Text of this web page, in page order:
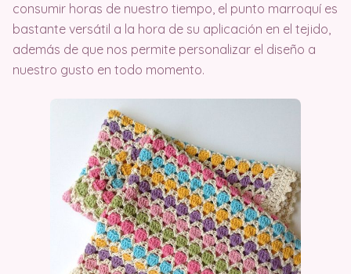
consumir horas de nuestro tiempo, el punto marroquí es
bastante versátil a la hora de su aplicación en el tejido,
además de que nos permite personalizar el diseño a
nuestro gusto en todo momento.